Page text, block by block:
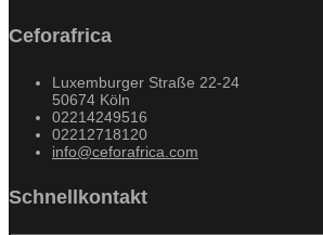
Ceforafrica
Luxemburger Straße 22-24
50674 Köln
02214249516
02212718120
info@ceforafrica.com
Schnellkontakt